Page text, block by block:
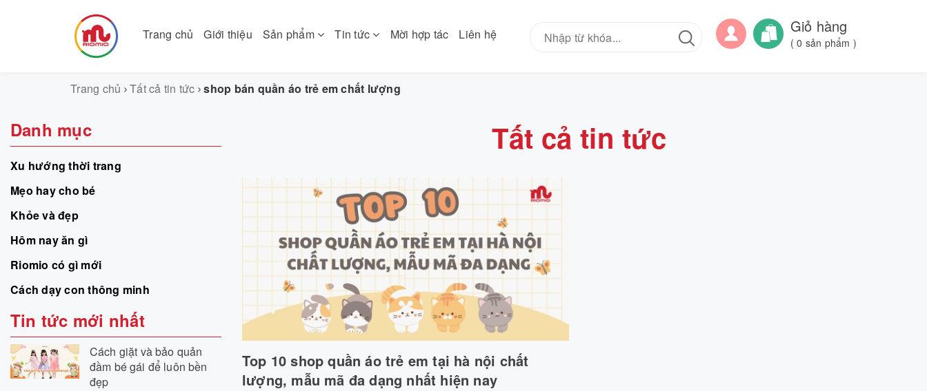
Trang chủ Giới thiệu Sản phẩm Tin tức Mời hợp tác Liên hệ Giỏ hàng
( 0 sản phẩm )
Trang chủ Tất cả tin tức shop bán quần áo trẻ em chất lượng
Tất cả tin tức
Top 10 shop quần áo trẻ em tại hà nội chất
lượng, mẫu mã đa dạng nhất hiện nay
Danh mục
Xu hướng thời trang
Mẹo hay cho bé
Khỏe và đẹp
Hôm nay ăn gì
Riomio có gì mới
Cách dạy con thông minh
Tin tức mới nhất
Cách giặt và bảo quản
đầm bé gái để luôn bền
đẹp